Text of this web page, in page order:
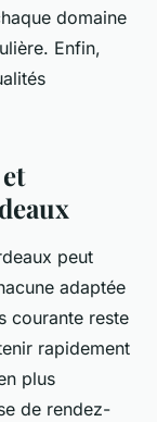
domaine
Enfin,
peut
adaptée
courante reste
rapidement
plus
de rendez-